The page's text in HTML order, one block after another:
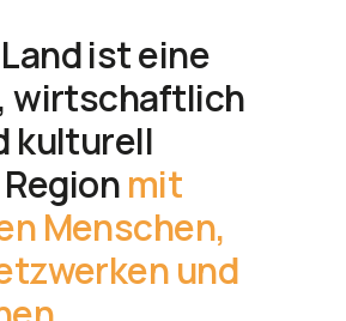
ist eine
wirtschaftlich
kulturell
mit
Menschen,
und